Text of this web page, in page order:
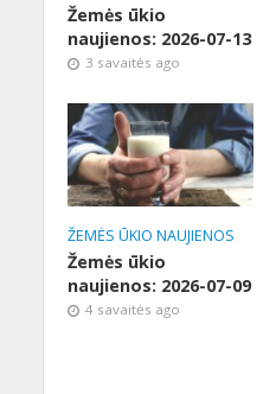
Žemės ūkio
naujienos: 2026-07-13
3 savaitės ago
ŽEMĖS ŪKIO NAUJIENOS
Žemės ūkio
naujienos: 2026-07-09
4 savaitės ago